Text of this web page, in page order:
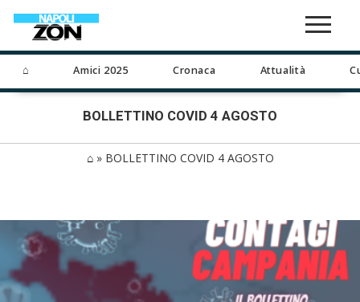
⌂ Amici 2025 Cronaca Attualità
BOLLETTINO COVID 4 AGOSTO
⌂» BOLLETTINO COVID 4 AGOSTO